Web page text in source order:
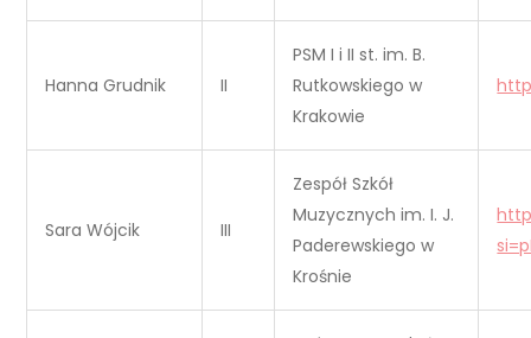
Hanna Grudnik II
PSM I i II st. im. B.
Rutkowskiego w
Krakowie
Sara Wójcik III
Zespół Szkół
Muzycznych im. I. J.
Paderewskiego w
Krośnie